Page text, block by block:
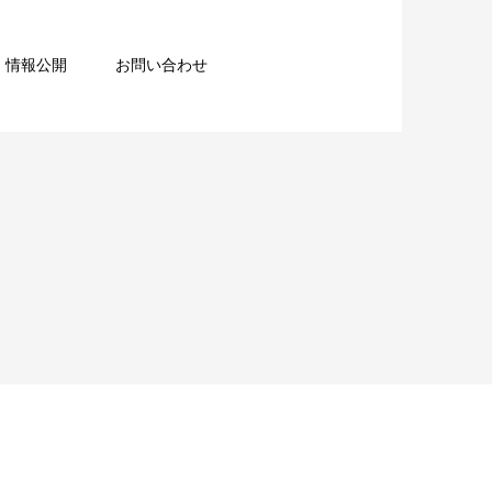
情報公開 お問い合わせ